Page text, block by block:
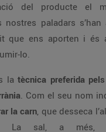
del producte el
nostres paladars s’han
que ens aporten i és
lo.
la tècnica preferida
. Com el seu nom
la carn, que desseca
La sal, a més,